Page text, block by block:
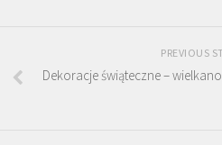
PREVIOUS
Dekoracje świąteczne –